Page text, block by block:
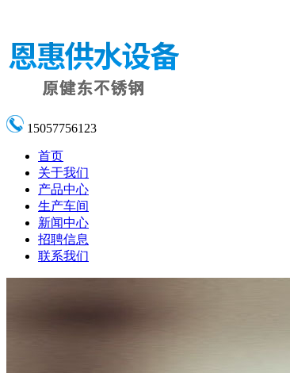
15057756123
首页
关于我们
产品中心
生产车间
新闻中心
招聘信息
联系我们